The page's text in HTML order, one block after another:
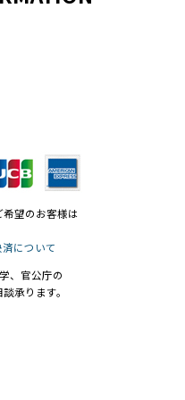
望のお客様は
について
、官公庁の
承ります。